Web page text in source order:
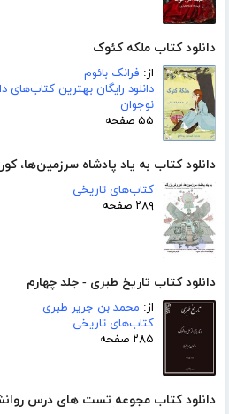
دانلود کتاب ملکه کئوک
از: فرانک بائوم
دانلود رایگان بهترین کتاب‌های
نوجوان
۵۵ صفحه
دانلود کتاب به یاد پادشاه سرزمین‌ها،
کتاب‌های تاریخی
۲۸۹ صفحه
دانلود کتاب تاریخ طبری - جلد چهارم
از: محمد بن جریر طبری
کتاب‌های تاریخی
۲۸۵ صفحه
دانلود کتاب مجوعه تست های درس